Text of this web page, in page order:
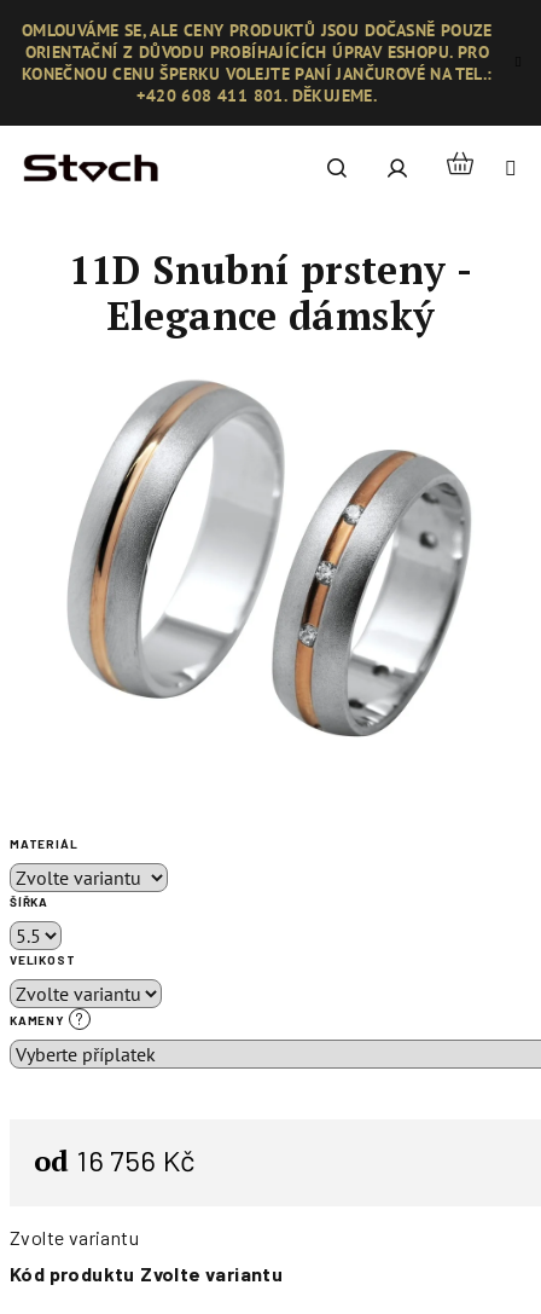
obsah
OMLOUVÁME SE, ALE CENY PRODUKTŮ JSOU DOČASNĚ POUZE
ORIENTAČNÍ Z DŮVODU PROBÍHAJÍCÍCH ÚPRAV ESHOPU. PRO
KONEČNOU CENU ŠPERKU VOLEJTE PANÍ JANČUROVÉ NA TEL.:
+420 608 411 801. DĚKUJEME.
Hledat PřihlášeníNákupní
MATERIÁL
ŠÍŘKA
VELIKOST
KAMENY ?
od 16 756 Kč
Zvolte variantu
Kód produktu Zvolte variantu
11D Snubní prsteny -
Elegance dámský